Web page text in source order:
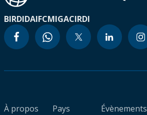
BIRDIDAIFCMIGACIRDI
À propos
Pays
Évènements